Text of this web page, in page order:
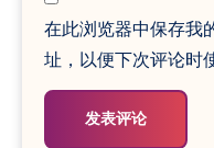
在此浏览器中保存我
址，以便下次评论时